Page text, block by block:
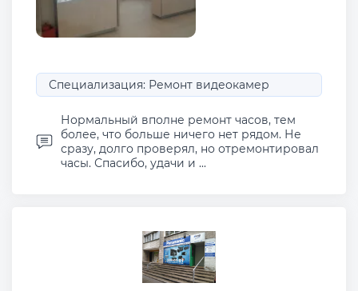
Специализация: Ремонт видеокамер
Нормальный вполне ремонт часов, тем
более, что больше ничего нет рядом. Не
сразу, долго проверял, но отремонтировал
часы. Спасибо, удачи и ...